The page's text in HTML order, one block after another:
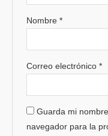
Nombre *
Correo electrónico *
Guarda mi
navegador para la